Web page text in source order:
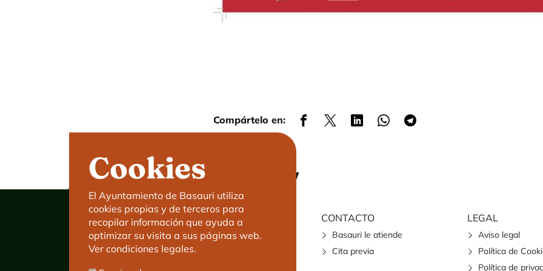
Compártelo en:
Cookies
El Ayuntamiento de Basauri utiliza
cookies propias y de terceros para
recopilar información que ayuda a
optimizar su visita a sus páginas web.
Ver condiciones legales.
CONTACTO
Basauri le atiende
Cita previa
LEGAL
Aviso legal
Política de
Política de